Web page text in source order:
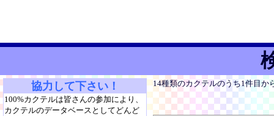
協力して下さい！
100%カクテルは皆さんの参加により、
カクテルのデータベースとしてどんど
14種類のカクテルのうち1件目か